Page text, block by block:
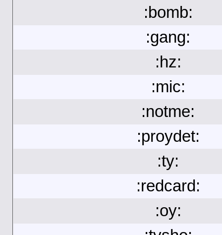
:bomb:
:gang:
:hz:
:mic:
:notme:
:proydet:
:ty:
:redcard:
:oy: